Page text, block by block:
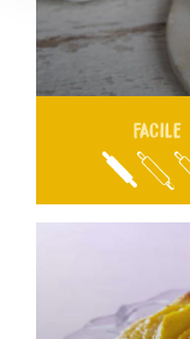
FACILE